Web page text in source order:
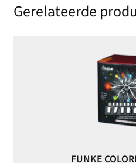
Gerelateerde
FUNKE